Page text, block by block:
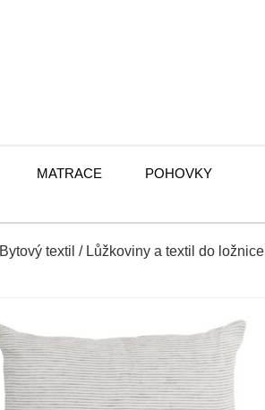
MATRACE POHOVKY
Bytový textil / Lůžkoviny a textil do ložnice